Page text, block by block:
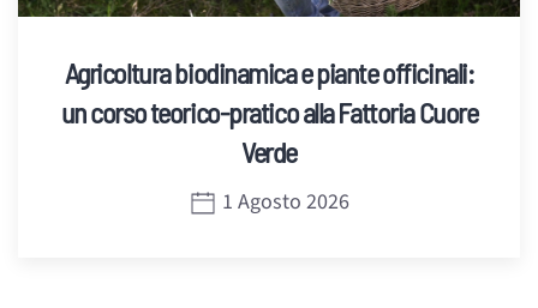
Agricoltura biodinamica e piante officinali:
un corso teorico-pratico alla Fattoria Cuore
Verde
1 Agosto 2026